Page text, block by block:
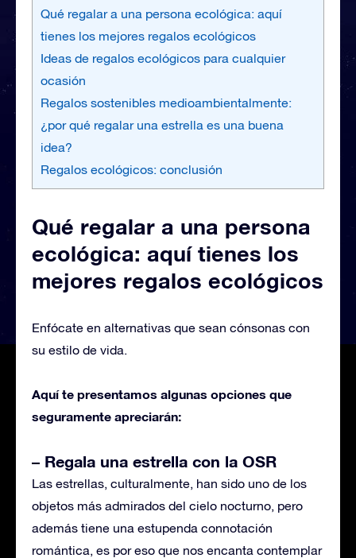
Qué regalar a una persona ecológica: aquí
tienes los mejores regalos ecológicos
Ideas de regalos ecológicos para cualquier
ocasión
Regalos sostenibles medioambientalmente:
¿por qué regalar una estrella es una buena
idea?
Regalos ecológicos: conclusión
Qué regalar a una persona
ecológica: aquí tienes los
mejores regalos ecológicos
Enfócate en alternativas que sean cónsonas con
su estilo de vida.
Aquí te presentamos algunas opciones que
seguramente apreciarán:
– Regala una estrella con la OSR
Las estrellas, culturalmente, han sido uno de los
objetos más admirados del cielo nocturno, pero
además tiene una estupenda connotación
romántica, es por eso que nos encanta contemplar